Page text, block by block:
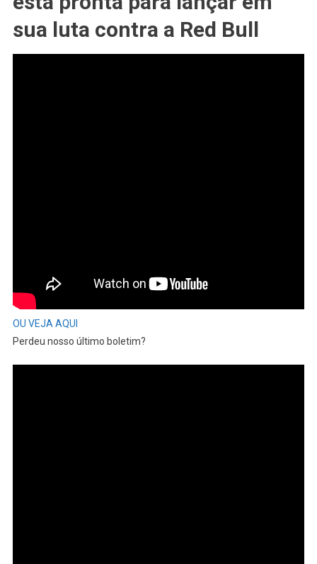
sua luta contra a Red Bull
OU VEJA AQUI
Perdeu nosso último boletim?